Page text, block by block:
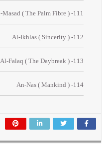
111- Al-Masad ( The Palm Fibre )
112- Al-Ikhlas ( Sincerity )
113- Al-Falaq ( The Daybreak )
114- An-Nas ( Mankind )